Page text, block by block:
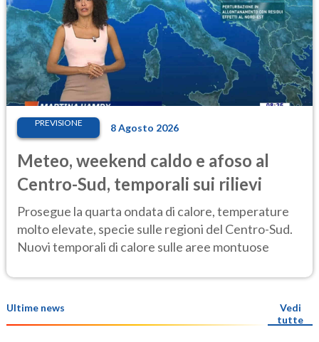
PREVISIONE 8 Agosto 2026
Meteo, weekend caldo e afoso al
Centro-Sud, temporali sui rilievi
Prosegue la quarta ondata di calore, temperature
molto elevate, specie sulle regioni del Centro-Sud.
Nuovi temporali di calore sulle aree montuose
Ultime news
Vedi
tutte